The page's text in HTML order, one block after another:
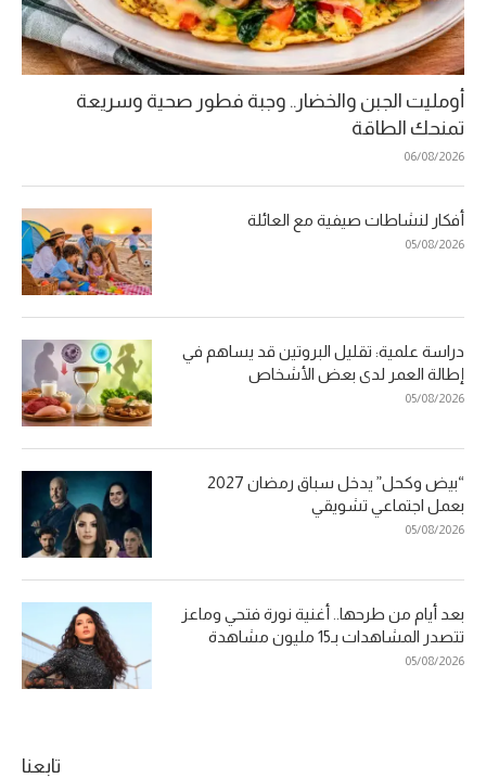
أومليت الجبن والخضار.. وجبة فطور صحية وسريعة
تمنحك الطاقة
06/08/2026
أفكار لنشاطات صيفية مع العائلة
05/08/2026
دراسة علمية: تقليل البروتين قد يساهم في
إطالة العمر لدى بعض الأشخاص
05/08/2026
“بيض وكحل” يدخل سباق رمضان 2027
بعمل اجتماعي تشويقي
05/08/2026
بعد أيام من طرحها.. أغنية نورة فتحي وماعز
تتصدر المشاهدات بـ15 مليون مشاهدة
05/08/2026
تابعنا